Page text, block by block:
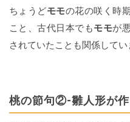
ちょうどモモの花の咲く時
こと、古代日本でもモモが
されていたことも関係してい
桃の節句②‐雛人形が